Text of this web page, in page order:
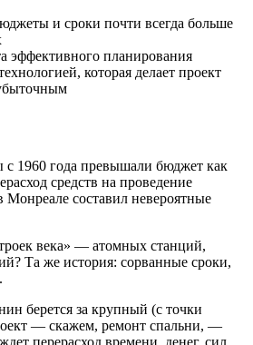
и сроки почти всегда больше
эффективного планирования
которая делает проект
1960 года превышали бюджет как
средств на проведение
составил невероятные
века» — атомных станций,
Та же история: сорванные сроки,
берется за крупный (с точки
— скажем, ремонт спальни, —
перерасход времени, денег, сил…